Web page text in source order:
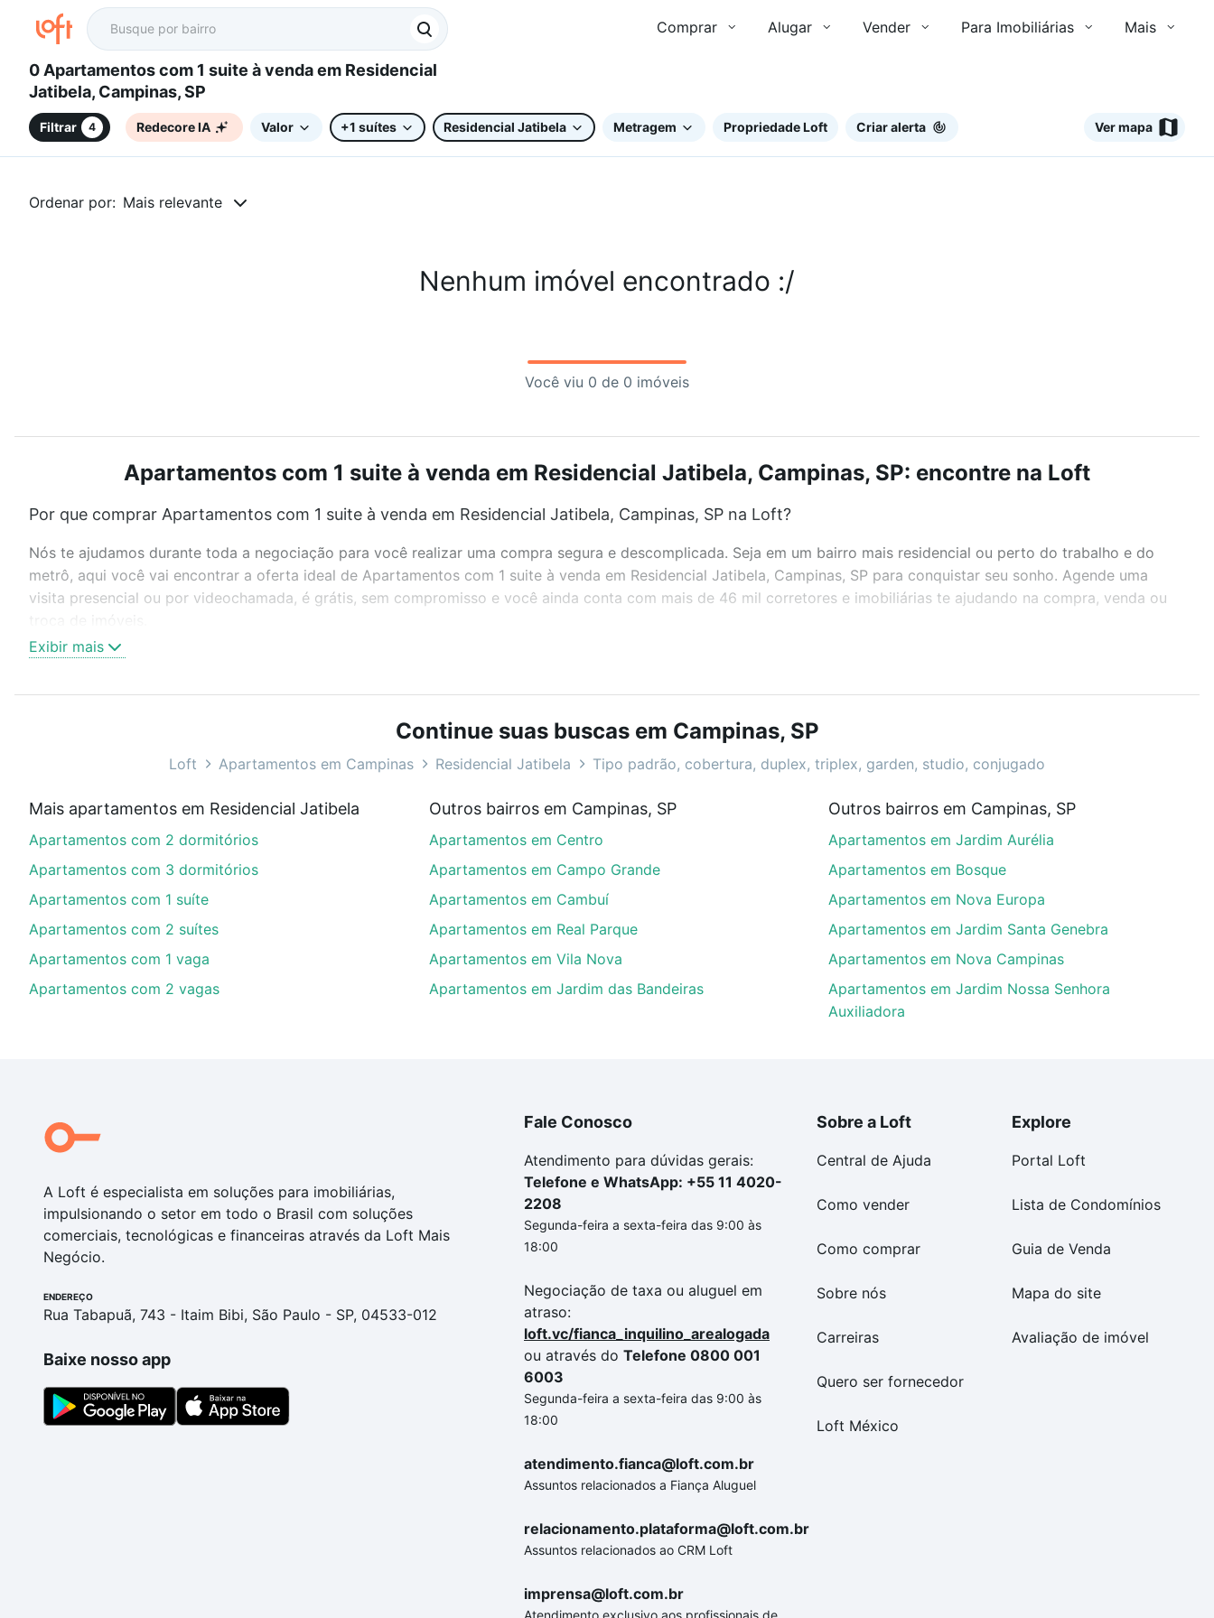
Comprar Alugar Vender Para Imobiliárias Mais
0 Apartamentos com 1 suite à venda em Residencial
Jatibela, Campinas, SP
Filtrar 4 Redecore IA Valor +1 suítes Residencial Jatibela Metragem Propriedade Loft Criar alerta Ver mapa
Ordenar por: Mais relevante
Nenhum imóvel encontrado :/
Você viu 0 de 0 imóveis
Apartamentos com 1 suite à venda em Residencial Jatibela, Campinas, SP: encontre na Loft
Por que comprar Apartamentos com 1 suite à venda em Residencial Jatibela, Campinas, SP na Loft?
Nós te ajudamos durante toda a negociação para você realizar uma compra segura e descomplicada. Seja em um bairro mais residencial ou perto do trabalho e do
metrô, aqui você vai encontrar a oferta ideal de Apartamentos com 1 suite à venda em Residencial Jatibela, Campinas, SP para conquistar seu sonho. Agende uma
visita presencial ou por videochamada, é grátis, sem compromisso e você ainda conta com mais de 46 mil corretores e imobiliárias te ajudando na compra, venda ou
Como escolher um imóvel?
Use barra de busca no topo para pesquisar por ruas, bairros e até condomínios favoritos. Você também pode usar os filtros como quantidade de quartos, suítes, com
ou sem vaga de garagem para combinar perfeitamente com o preço, metragem e comodidades, como piscina, academia, salão de festas ou área verde e encontrar
Apartamentos com 1 suite à venda em Residencial Jatibela, Campinas, SP ideal para você na Loft.
Aqui na Loft temos a oferta ideal para você, com Apartamentos com 1 suite à venda em Residencial Jatibela, Campinas, SP que custam a partir de R$ 0 e com nossas
opções de financiamento imobiliário as parcelas podem se adequar ao seu orçamento. Se ainda tem alguma dúvida dos custos envolvidos no processo de compra,
veja em nosso portal quanto custa comprar um apartamento e conte com a gente para comprar o imóvel dos seus sonhos com segurança e conforto. Loft, com você
Exibir mais
Continue suas buscas em Campinas, SP
Loft Apartamentos em Campinas Residencial Jatibela Tipo padrão, cobertura, duplex, triplex, garden, studio, conjugado
Mais apartamentos em Residencial Jatibela
Apartamentos com 2 dormitórios
Apartamentos com 3 dormitórios
Apartamentos com 1 suíte
Apartamentos com 2 suítes
Apartamentos com 1 vaga
Apartamentos com 2 vagas
Outros bairros em Campinas, SP
Apartamentos em Centro
Apartamentos em Campo Grande
Apartamentos em Cambuí
Apartamentos em Real Parque
Apartamentos em Vila Nova
Apartamentos em Jardim das Bandeiras
Outros bairros em Campinas, SP
Apartamentos em Jardim Aurélia
Apartamentos em Bosque
Apartamentos em Nova Europa
Apartamentos em Jardim Santa Genebra
Apartamentos em Nova Campinas
Apartamentos em Jardim Nossa Senhora
Auxiliadora
A Loft é especialista em soluções para imobiliárias,
impulsionando o setor em todo o Brasil com soluções
comerciais, tecnológicas e financeiras através da Loft Mais
Negócio.
ENDEREÇO
Rua Tabapuã, 743 - Itaim Bibi, São Paulo - SP, 04533-012
Baixe nosso app
Fale Conosco
Atendimento para dúvidas gerais:
Telefone e WhatsApp: +55 11 4020-
2208
Segunda-feira a sexta-feira das 9:00 às
18:00
Negociação de taxa ou aluguel em
atraso:
loft.vc/fianca_inquilino_arealogada
ou através do Telefone 0800 001
6003
Segunda-feira a sexta-feira das 9:00 às
18:00
atendimento.fianca@loft.com.br
Assuntos relacionados a Fiança Aluguel
relacionamento.plataforma@loft.com.br
Assuntos relacionados ao CRM Loft
imprensa@loft.com.br
Atendimento exclusivo aos profissionais de
Sobre a Loft
Central de Ajuda
Como vender
Como comprar
Sobre nós
Carreiras
Quero ser fornecedor
Loft México
Explore
Portal Loft
Lista de Condomínios
Guia de Venda
Mapa do site
Avaliação de imóvel